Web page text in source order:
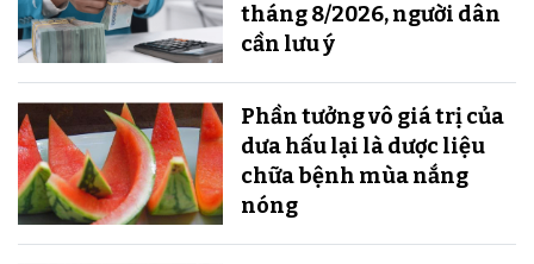
tháng 8/2026, người dân
cần lưu ý
Phần tưởng vô giá trị của
dưa hấu lại là dược liệu
chữa bệnh mùa nắng
nóng